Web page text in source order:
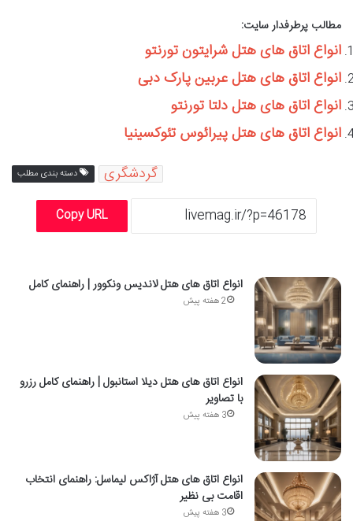
مطالب پرطرفدار سایت:
انواع اتاق های هتل شرایتون تورنتو
انواع اتاق های هتل عربین پارک دبی
انواع اتاق های هتل دلتا تورنتو
انواع اتاق های هتل پیرائوس تئوکسینیا
دسته بندی مطلب گردشگری
Copy URL
انواع اتاق های هتل لاندیس ونکوور | راهنمای کامل
2 هفته پیش
انواع اتاق های هتل دیلا استانبول | راهنمای کامل رزرو
با تصاویر
3 هفته پیش
انواع اتاق های هتل آژاکس لیماسل: راهنمای انتخاب
اقامت بی نظیر
3 هفته پیش